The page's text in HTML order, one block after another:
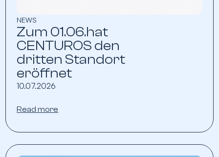
NEWS
Zum 01.06.hat
CENTUROS den
dritten Standort
eröffnet
10.07.2026
Read more